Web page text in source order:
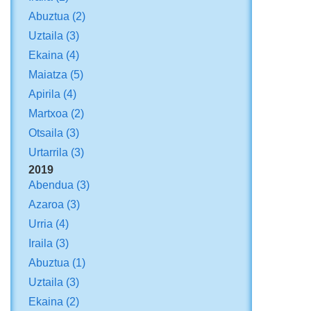
Abuztua (2)
Uztaila (3)
Ekaina (4)
Maiatza (5)
Apirila (4)
Martxoa (2)
Otsaila (3)
Urtarrila (3)
2019
Abendua (3)
Azaroa (3)
Urria (4)
Iraila (3)
Abuztua (1)
Uztaila (3)
Ekaina (2)